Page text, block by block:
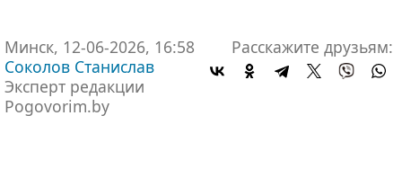
Минск, 12-06-2026, 16:58
Соколов Станислав
Эксперт редакции
Pogovorim.by
Расскажите друзьям: